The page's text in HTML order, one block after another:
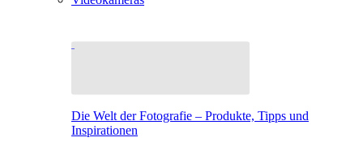
Die Welt der Fotografie – Produkte, Tipps und
Inspirationen